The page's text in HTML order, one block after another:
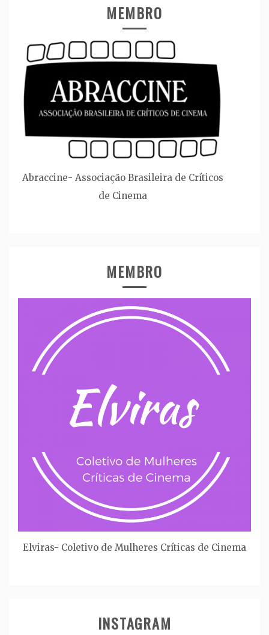
MEMBRO
Abraccine- Associação Brasileira de Críticos
de Cinema
MEMBRO
Elviras- Coletivo de Mulheres Críticas de Cinema
INSTAGRAM